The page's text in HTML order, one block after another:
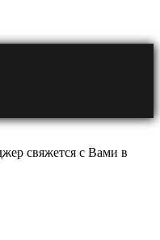
свяжется с Вами в